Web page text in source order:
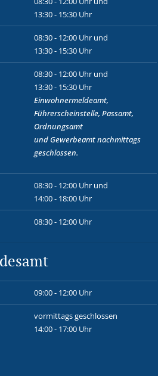
13:30 - 15:30 Uhr
08:30 - 12:00 Uhr und
13:30 - 15:30 Uhr
08:30 - 12:00 Uhr und
13:30 - 15:30 Uhr
Einwohnermeldeamt,
Führerscheinstelle, Passamt,
Ordnungsamt
und Gewerbeamtnachmittags
geschlossen.
08:30 - 12:00 Uhr und
14:00 - 18:00 Uhr
08:30 - 12:00 Uhr
09:00 - 12:00 Uhr
vormittags geschlossen
14:00 - 17:00 Uhr